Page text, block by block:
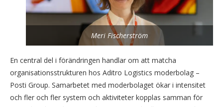
Meri Fischerström
En central del i förändringen handlar om att matcha
organisationsstrukturen hos Aditro Logistics moderbolag –
Posti Group. Samarbetet med moderbolaget ökar i intensitet
och fler och fler system och aktiviteter kopplas samman för